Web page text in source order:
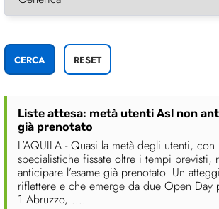
Liste attesa: metà utenti Asl non
già prenotato
L’AQUILA - Quasi la metà degli utenti,
specialistiche fissate oltre i tempi previsti,
anticipare l’esame già prenotato. Un
riflettere e che emerge da due Open Day
1 Abruzzo, ....